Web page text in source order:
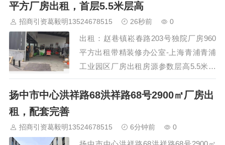
威海
烟台 青岛 福建： 福州 漳州 泉州
南宁 华北： 沈阳 大连 海外园区： 印尼 泰国 越南
马来西亚
新加坡
华夏幸福 联东U谷 万洋 均和 平谦迈高 咨询热线： 400-
0123-021
平方厂房出租，首层5.5米层高
招商引资葛毅明13524678515 26秒前 0
出租：赵巷镇崧春路203号独院厂房960
平方出租带精装修办公室-上海青浦青浦
工业园区厂房出租房源参数层高5.5米产
权有产权蕞短租期一年基本信息:【招商
面积】1000平方【消防等级】丙类104地
册。配套设施:独立办公室，园区配有食
扬中市中心洪祥路68洪祥路68号2900㎡厂房出
租，配套完善
招商引资葛毅明13524678515 6分钟前 0